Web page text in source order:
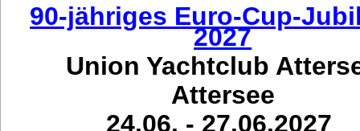
90-jähriges Euro-Cup-
2027
Union Yachtclub
Attersee
24.06. - 27.06.2027